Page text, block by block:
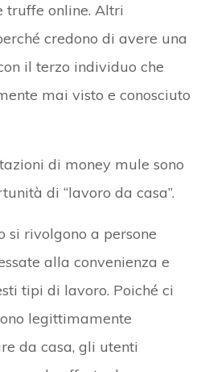
truffe online. Altri
credono di avere una
il terzo individuo che
mai visto e conosciuto
di money mule sono
di “lavoro da casa”.
si rivolgono a persone
alla convenienza e
tipi di lavoro. Poiché ci
legittimamente
da casa, gli utenti